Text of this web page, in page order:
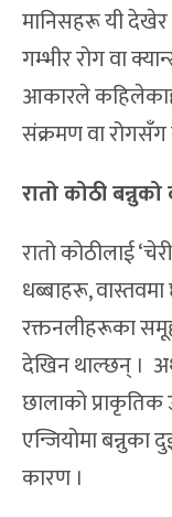
मानिसहरू यी
गम्भीर रोग वा
आकारले
संक्रमण वा रोगसँग
रातो कोठी
रातो कोठीलाई
धब्बाहरू,
रक्तनलीहरूका समूह
देखिन थाल्छन् ।
छालाको प्राकृतिक
एन्जियोमा
कारण ।